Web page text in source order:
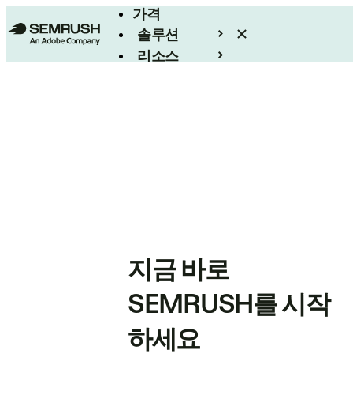
가격
솔루션
리소스
지금 바로
SEMRUSH를 시작
하세요